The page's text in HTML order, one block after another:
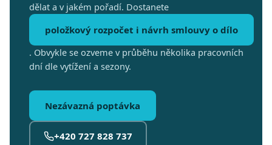
dělat a v jakém pořadí. Dostanete
položkový rozpočet i návrh smlouvy o dílo
. Obvykle se ozveme v průběhu několika pracovních
dní dle vytížení a sezony.
Nezávazná poptávka
+420 727 828 737